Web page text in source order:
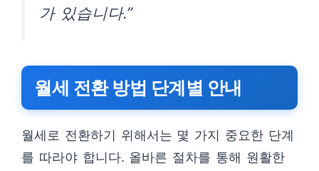
가 있습니다.”
월세 전환 방법 단계별 안내
월세로 전환하기 위해서는 몇 가지 중요한 단계
를 따라야 합니다. 올바른 절차를 통해 원활한